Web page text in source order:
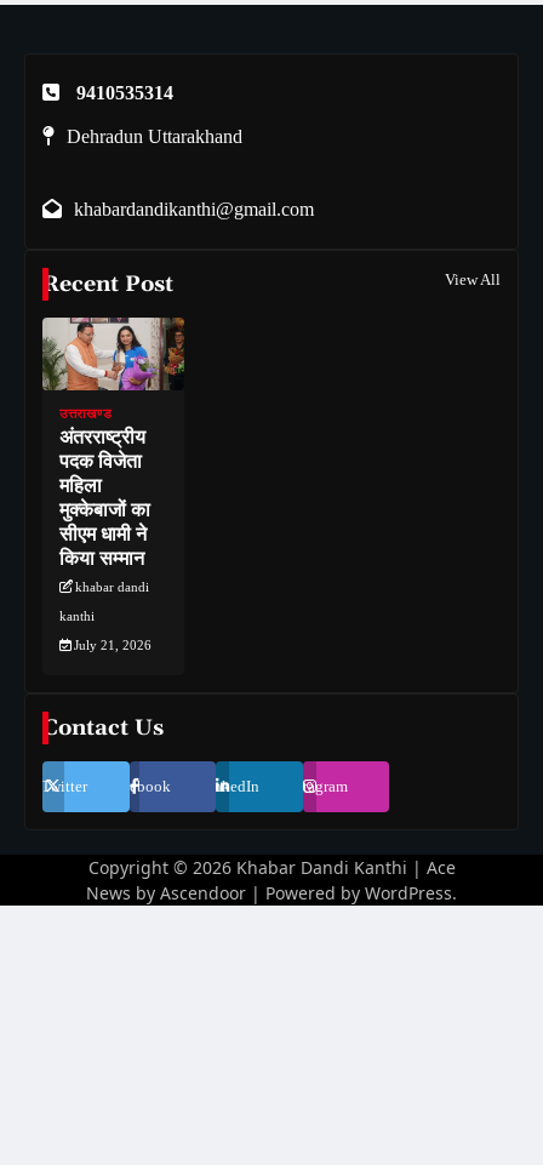
9410535314
Dehradun Uttarakhand
khabardandikanthi@gmail.com
Recent Post View All
उत्तराखण्ड
अंतरराष्ट्रीय
पदक विजेता
महिला
मुक्केबाजों का
सीएम धामी ने
किया सम्मान
khabar dandi
kanthi
July 21, 2026
Contact Us
Twitter Facebook LinkedIn Instagram
Copyright © 2026 Khabar Dandi Kanthi | Ace
News by Ascendoor | Powered by WordPress.